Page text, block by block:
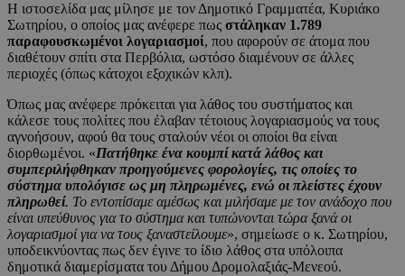
Η ιστοσελίδα μας μίλησε με τον Δημοτικό Γραμματέα, Κυριάκο
Σωτηρίου, ο οποίος μας ανέφερε πως στάληκαν 1.789
παραφουσκωμένοι λογαριασμοί, που αφορούν σε άτομα που
διαθέτουν σπίτι στα Περβόλια, ωστόσο διαμένουν σε άλλες
περιοχές (όπως κάτοχοι εξοχικών κλπ).
Όπως μας ανέφερε πρόκειται για λάθος του συστήματος και
κάλεσε τους πολίτες που έλαβαν τέτοιους λογαριασμούς να τους
αγνοήσουν, αφού θα τους σταλούν νέοι οι οποίοι θα είναι
διορθωμένοι. «Πατήθηκε ένα κουμπί κατά λάθος και
συμπεριλήφθηκαν προηγούμενες φορολογίες, τις οποίες το
σύστημα υπολόγισε ως μη πληρωμένες, ενώ οι πλείστες έχουν
πληρωθεί. Το εντοπίσαμε αμέσως και μιλήσαμε με τον ανάδοχο που
είναι υπεύθυνος για το σύστημα και τυπώνονται τώρα ξανά οι
λογαριασμοί για να τους ξαναστείλουμε», σημείωσε ο κ. Σωτηρίου,
υποδεικνύοντας πως δεν έγινε το ίδιο λάθος στα υπόλοιπα
δημοτικά διαμερίσματα του Δήμου Δρομολαξιάς-Μενεού.